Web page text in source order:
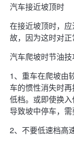
汽车接近坡顶时
在接近坡顶时，
故，因为这时对正
汽车爬坡时节油技
1、重车在爬坡由
车的惯性消失时
低档。或即使换
导致坡中停车，需
2、不要低速档高